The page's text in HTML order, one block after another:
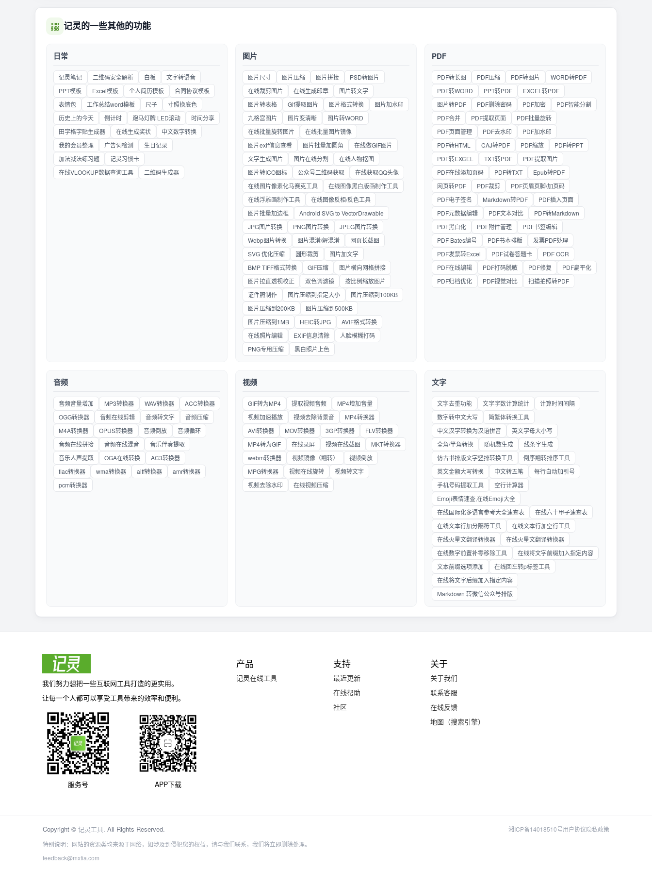
记灵的一些其他的功能
日常
记灵笔记 二维码安全解析 白板
文字转语音
PPT模板
Excel模板 个人简历模板
合同协议模板
表情包
工作总结word模板 尺子
寸照换底色
历史上的今天
倒计时 跑马灯牌 LED滚动
时间分享
田字格字贴生成器
在线生成奖状
中文数字转换
我的会员整理
广告词检测
生日记录
加法减法练习题
记灵习惯卡
在线VLOOKUP数据查询工具
二维码生成器
图片
图片尺寸 图片压缩 图片拼接
PSD转图片
在线裁剪图片
在线生成印章
图片转文字
图片转表格
Gif提取图片 图片格式转换
图片加水印
九格宫图片
图片变清晰
图片转WORD
在线批量旋转图片
在线批量图片镜像
图片exif信息查看
图片批量加圆角
在线做GIF图片
文字生成图片
图片在线分割
在线人物抠图
图片转ICO图标
公众号二维码获取
在线获取QQ头像
在线图片像素化马赛克工具
在线图像黑白版画制作工具
在线浮雕画制作工具
在线图像反相/反色工具
图片批量加边框
Android SVG to VectorDrawable
JPG图片转换
PNG图片转换
JPEG图片转换
Webp图片转换
图片混淆/解混淆
网页长截图
SVG 优化压缩
圆形裁剪
图片加文字
BMP TIFF格式转换
GIF压缩
图片横向网格拼接
图片拉直透视校正
双色调滤镜
按比例缩放图片
证件照制作
图片压缩到指定大小
图片压缩到100KB
图片压缩到200KB
图片压缩到500KB
图片压缩到1MB
HEIC转JPG
AVIF格式转换
在线照片编辑
EXIF信息清除
人脸模糊打码
PNG专用压缩
黑白照片上色
PDF
PDF转长图 PDF压缩 PDF转图片
WORD转PDF
PDF转WORD
PPT转PDF
EXCEL转PDF
图片转PDF
PDF删除密码 PDF加密
PDF智能分割
PDF合并
PDF提取页面
PDF批量旋转
PDF页面管理
PDF去水印
PDF加水印
PDF转HTML
CAJ转PDF PDF缩放
PDF转PPT
PDF转EXCEL
TXT转PDF
PDF提取图片
PDF在线添加页码
PDF转TXT
Epub转PDF
网页转PDF
PDF裁剪
PDF页眉页脚/加页码
PDF电子签名
Markdown转PDF
PDF插入页面
PDF元数据编辑
PDF文本对比
PDF转Markdown
PDF黑白化
PDF附件管理
PDF书签编辑
PDF Bates编号
PDF书本排版
发票PDF处理
PDF发票转Excel
PDF试卷答题卡
PDF OCR
PDF在线编辑
PDF打码脱敏 PDF修复
PDF扁平化
PDF归档优化
PDF视觉对比 扫描拍照转PDF
音频
音频音量增加 MP3转换器 WAV转换器
ACC转换器
OGG转换器
音频在线剪辑 音频转文字
音频压缩
M4A转换器
OPUS转换器 音频倒放
音频循环
音频在线拼接
音频在线混音
音乐伴奏提取
音乐人声提取
OGA在线转换
AC3转换器
flac转换器
wma转换器 aiff转换器
amr转换器
pcm转换器
视频
GIF转为MP4 提取视频音频
MP4增加音量
视频加速播放
视频去除背景音
MP4转换器
AVI转换器
MOV转换器 3GP转换器
FLV转换器
MP4转为GIF
在线录屏 视频在线截图
MKT转换器
webm转换器
视频镜像（翻转）
视频倒放
MPG转换器
视频在线旋转
视频转文字
视频去除水印
在线视频压缩
文字
文字去重功能 文字字数计算统计
计算时间间隔
数字转中文大写
简繁体转换工具
中文汉字转换为汉语拼音
英文字母大小写
全角/半角转换
随机数生成
线条字生成
仿古书排版文字竖排转换工具
倒序翻转排序工具
英文金额大写转换
中文转五笔
每行自动加引号
手机号码提取工具
空行计算器
Emoji表情速查,在线Emoji大全
在线国际化多语言参考大全速查表
在线六十甲子速查表
在线文本行加分隔符工具
在线文本行加空行工具
在线火星文翻译转换器
在线火星文翻译转换器
在线数字前置补零移除工具
在线将文字前缀加入指定内容
文本前缀选项添加
在线回车转p标签工具
在线将文字后缀加入指定内容
Markdown 转微信公众号排版
我们努力想把一些互联网工具打造的更实用。
让每一个人都可以享受工具带来的效率和便利。
服务号 APP下载
产品
记灵在线工具
支持
最近更新
在线帮助
社区
关于
关于我们
联系客服
在线反馈
地图（搜索引擎）
Copyright © 记灵工具. All Rights Reserved. 湘ICP备14018510号用户协议隐私政策
特别说明：网站的资源类均来源于网络，如涉及到侵犯您的权益，请与我们联系，我们将立即删除处理。
feedback@mxtia.com